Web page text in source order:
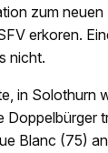
zum neuen
erkoren.
nicht.
in Solothurn
Blanc (75)